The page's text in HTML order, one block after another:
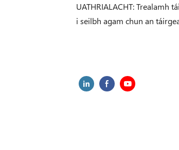
UATHRIALACHT:
i seilbh agam chun an